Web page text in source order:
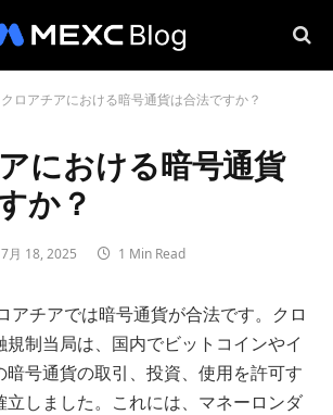
クロアチアにおける暗号通貨は合法ですか？
における暗号通貨
か？
7月 18, 2025 1 Min Read
アチアでは暗号通貨が合法です。クロ
規制当局は、国内でビットコインやイ
暗号通貨の取引、投資、使用を許可す
立しました。これには、マネーロンダ